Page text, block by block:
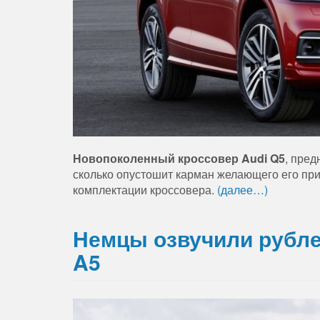
Новопоколенный кроссовер Audi Q5,
сколько опустошит карман желающего его
комплектации кроссовера. (далее…)
Немцы озвучили
A5